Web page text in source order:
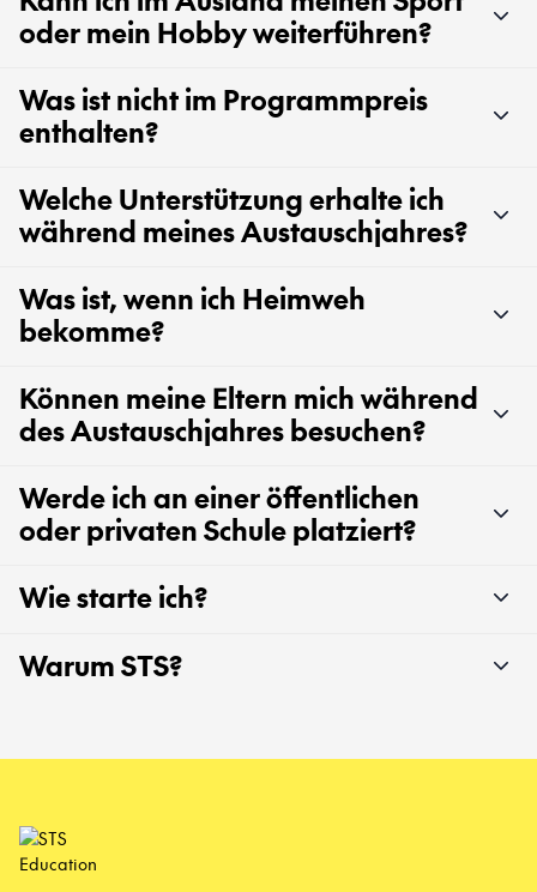
oder mein Hobby weiterführen?
Was ist nicht im Programmpreis
enthalten?
Welche Unterstützung erhalte ich
während meines Austauschjahres?
Was ist, wenn ich Heimweh
bekomme?
Können meine Eltern mich während
des Austauschjahres besuchen?
Werde ich an einer öffentlichen
oder privaten Schule platziert?
Wie starte ich?
Warum STS?